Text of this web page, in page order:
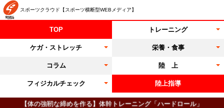
スポーツクラウド【スポーツ横断型WEBメディア】
TOP トレーニング
ケガ・ストレッチ 栄養・食事
コラム 陸 上
フィジカルチェック 陸上指導
【体の強靭な締めを作る】体幹トレーニング「ハードロール」